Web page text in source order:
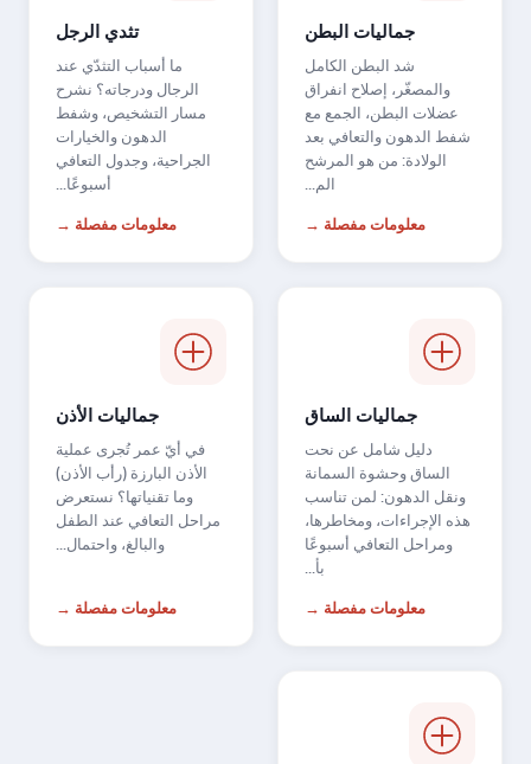
جماليات البطن
شد البطن الكامل
والمصغّر، إصلاح انفراق
عضلات البطن، الجمع مع
شفط الدهون والتعافي بعد
الولادة: من هو المرشح
الم...
معلومات مفصلة →
تثدي الرجل
ما أسباب التثدّي عند
الرجال ودرجاته؟ نشرح
مسار التشخيص، وشفط
الدهون والخيارات
الجراحية، وجدول التعافي
أسبوعًا...
معلومات مفصلة →
جماليات الساق
دليل شامل عن نحت
الساق وحشوة السمانة
ونقل الدهون: لمن تناسب
هذه الإجراءات، ومخاطرها،
ومراحل التعافي أسبوعًا
بأ...
معلومات مفصلة →
جماليات الأذن
في أيّ عمر تُجرى عملية
الأذن البارزة (رأب الأذن)
وما تقنياتها؟ نستعرض
مراحل التعافي عند الطفل
والبالغ، واحتمال...
معلومات مفصلة →